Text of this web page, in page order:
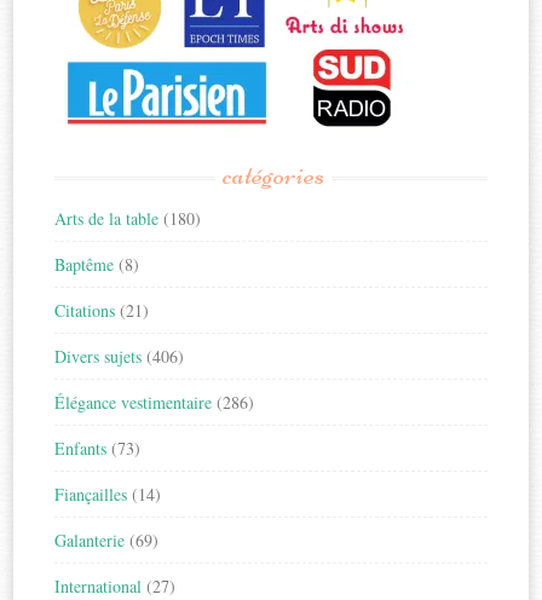
catégories
Arts de la table (180)
Baptême (8)
Citations (21)
Divers sujets (406)
Élégance vestimentaire (286)
Enfants (73)
Fiançailles (14)
Galanterie (69)
International (27)